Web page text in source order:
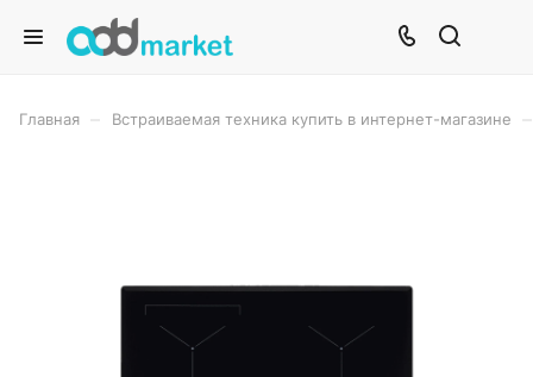
Главная Встраиваемая техника купить в интернет-магазине